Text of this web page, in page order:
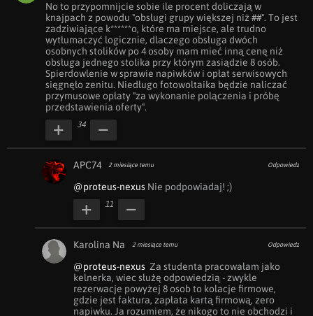
No to przypomnijcie sobie ile procent doliczają w
knajpach z powodu "obsługi grupy większej niż ##". To jest
zadziwiające k******o, które ma miejsce, ale trudno
wytłumaczyć logicznie, dlaczego obsługa dwóch
osobnych stolików po 4 osoby mam mieć inną cenę niż
obsługa jednego stolika przy którym zasiądzie 8 osób.
Spierdowlenie w sprawie napiwków i opłat serwisowych
sięgnęło zenitu. Niedługo fotowoltaika będzie naliczać
przymusowe opłaty "za wykonanie polączenia i próbę
przedstawienia oferty".
34
APC74 2 miesiące temu Odpowiedz
@proteus-nexus Nie podpowiadaj! ;)
11
Karolina Na 2 miesiące temu Odpowiedz
@proteus-nexus
  Za studenta pracowałam jako
kelnerka, wiec służę odpowiedzią - zwykle
rezerwacje powyżej 8 osob to kolacje firmowe,
gdzie jest faktura, zapłata kartą firmową, zero
napiwku. Ja rozumiem, że nikogo to nie obchodzi i